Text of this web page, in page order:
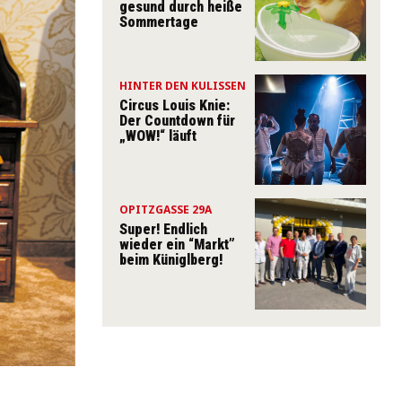
gesund durch heiße
Sommertage
HINTER DEN KULISSEN
Circus Louis Knie:
Der Countdown für
„WOW!“ läuft
OPITZGASSE 29A
Super! Endlich
wieder ein “Markt”
beim Küniglberg!